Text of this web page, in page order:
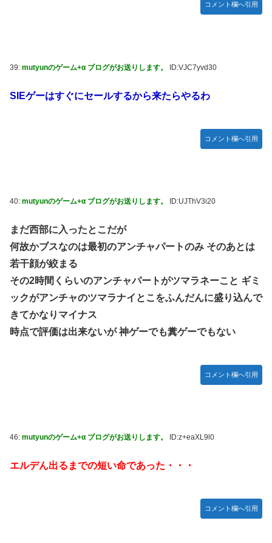
コメント欄へ引用
39: mutyunのゲーム+α ブログがお送りします。 ID:VJC7yvd30
SIEゲーはすぐにセールするから来たらやるわ
コメント欄へ引用
40: mutyunのゲーム+α ブログがお送りします。 ID:UJThV3i20
まだ西部に入ったとこだが
何故かブスなのは最初のアンチャパートのみ そのあとは
若干顔が絞まる
その2時間くらいのアンチャパートがツマラネーこと ギミ
ックがアンチャのツマラナイとこをふんだんに盛り込んで
きてかなりマイナス
時点で評価は出来ないが 神ゲーでも糞ゲーでもない
コメント欄へ引用
46: mutyunのゲーム+α ブログがお送りします。 ID:z+eaXL9l0
エルデん出るまでの短い命であった・・・
コメント欄へ引用